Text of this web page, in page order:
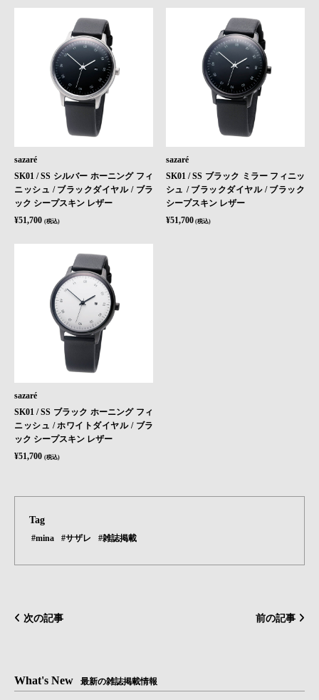
sazaré
SK01 / SS シルバー ホーニング フィ
ニッシュ / ブラックダイヤル / ブラ
ック シープスキン レザー
¥51,700 (税込)
sazaré
SK01 / SS ブラック ミラー フィニッ
シュ / ブラックダイヤル / ブラック
シープスキン レザー
¥51,700 (税込)
sazaré
SK01 / SS ブラック ホーニング フィ
ニッシュ / ホワイトダイヤル / ブラ
ック シープスキン レザー
¥51,700 (税込)
Tag
#mina #サザレ #雑誌掲載
次の記事 前の記事
What's New 最新の雑誌掲載情報